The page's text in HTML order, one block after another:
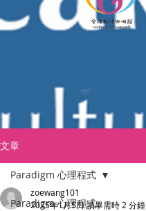
文章
Paradigm 心理程式
Paradigm 心理程式
zoewang101
2025年1月5日讀畢需時 2 分鐘